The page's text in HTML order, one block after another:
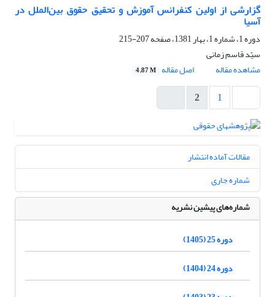
گزارشی‌ از اولین‌ کنفرانس‌ آموزش‌ و تحقیق‌ حقوق بین‌الملل‌ در
آسیا
دوره 1، شماره 1، بهار 1381، صفحه
207-215
سیّد قاسم زمانی
مشاهده مقاله
اصل مقاله 4.87 M
1
2
مقالات آماده انتشار
شماره جاری
شماره‌های پیشین نشریه
دوره 25 (1405)
دوره 24 (1404)